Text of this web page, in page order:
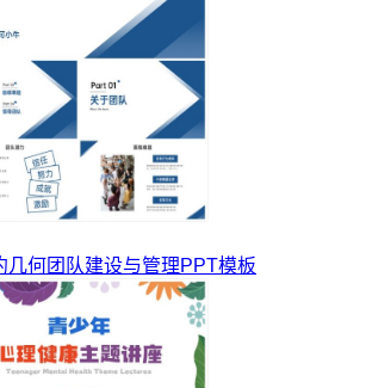
几何团队建设与管理PPT模板